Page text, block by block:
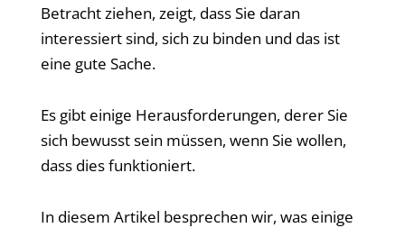
Betracht ziehen, zeigt, dass Sie daran
interessiert sind, sich zu binden und das ist
eine gute Sache.
Es gibt einige Herausforderungen, derer Sie
sich bewusst sein müssen, wenn Sie wollen,
dass dies funktioniert.
In diesem Artikel besprechen wir, was einige